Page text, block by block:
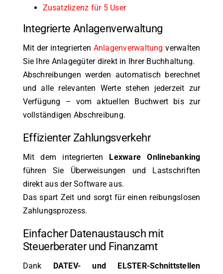
Zusatzlizenz für 5 User
Integrierte Anlagenverwaltung
Mit der integrierten Anlagenverwaltung verwalten
Sie Ihre Anlagegüter direkt in Ihrer Buchhaltung.
Abschreibungen werden automatisch berechnet
und alle relevanten Werte stehen jederzeit zur
Verfügung – vom aktuellen Buchwert bis zur
vollständigen Abschreibung.
Effizienter Zahlungsverkehr
Mit dem integrierten
Lexware Onlinebanking
führen Sie Überweisungen und Lastschriften
direkt aus der Software aus.
Das spart Zeit und sorgt für einen reibungslosen
Zahlungsprozess.
Einfacher Datenaustausch mit
Steuerberater und Finanzamt
Dank
DATEV- und ELSTER-Schnittstellen